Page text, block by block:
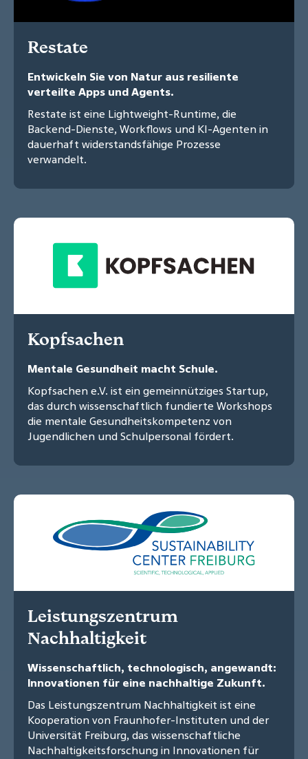
Restate
Entwickeln Sie von Natur aus resiliente
verteilte Apps und Agents.
Restate ist eine Lightweight-Runtime, die
Backend-Dienste, Workflows und KI-Agenten in
dauerhaft widerstandsfähige Prozesse
verwandelt.
Kopfsachen
Mentale Gesundheit macht Schule.
Kopfsachen e.V. ist ein gemeinnütziges Startup,
das durch wissenschaftlich fundierte Workshops
die mentale Gesundheitskompetenz von
Jugendlichen und Schulpersonal fördert.
Leistungszentrum
Nachhaltigkeit
Wissenschaftlich, technologisch, angewandt:
Innovationen für eine nachhaltige Zukunft.
Das Leistungszentrum Nachhaltigkeit ist eine
Kooperation von Fraunhofer-Instituten und der
Universität Freiburg, das wissenschaftliche
Nachhaltigkeitsforschung in Innovationen für